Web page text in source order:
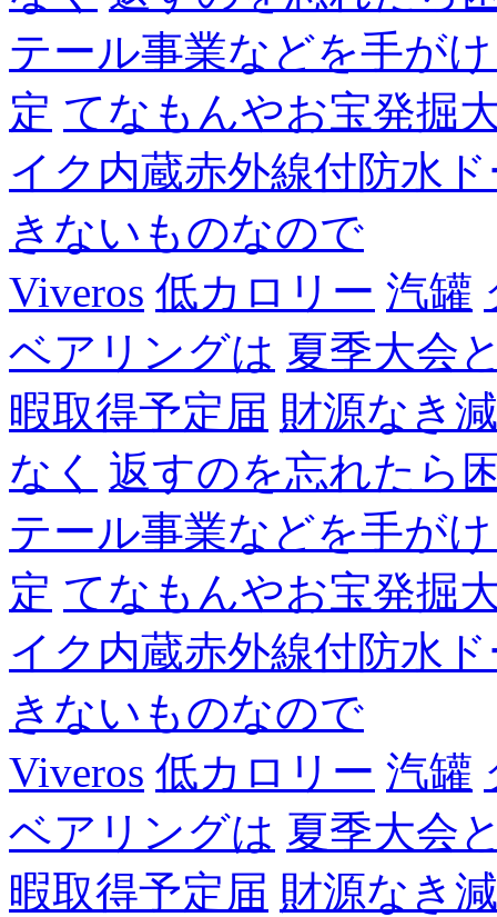
テール事業などを手が
定 てなもんやお宝発掘
イク内蔵赤外線付防水
きないものなので
Viveros 低カロリー 汽罐
ベアリングは 夏季大会
暇取得予定届 財源なき
なく
返すのを忘れたら
テール事業などを手が
定 てなもんやお宝発掘
イク内蔵赤外線付防水
きないものなので
Viveros 低カロリー 汽罐
ベアリングは 夏季大会
暇取得予定届 財源なき